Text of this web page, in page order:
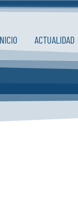
ACTUALIDAD